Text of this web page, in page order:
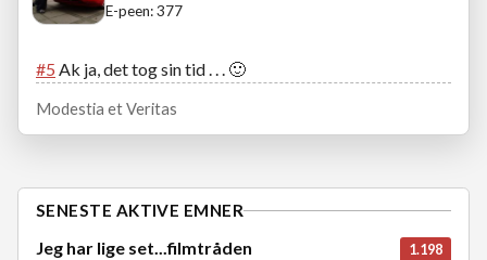
E-peen: 377
#5 Ak ja, det tog sin tid . . . 🙂
Modestia et Veritas
SENESTE AKTIVE EMNER
Jeg har lige set...filmtråden 1.198